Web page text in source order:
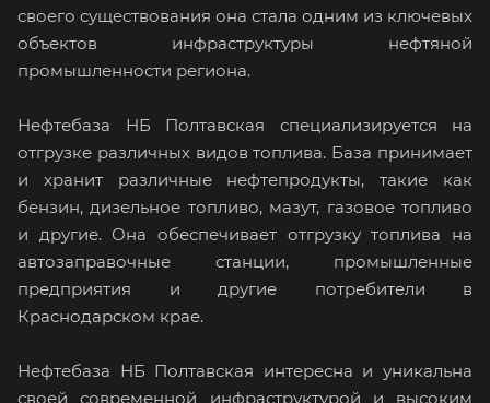
своего существования она стала одним из ключевых
объектов инфраструктуры нефтяной
промышленности региона.
Нефтебаза НБ Полтавская специализируется на
отгрузке различных видов топлива. База принимает
и хранит различные нефтепродукты, такие как
бензин, дизельное топливо, мазут, газовое топливо
и другие. Она обеспечивает отгрузку топлива на
автозаправочные станции, промышленные
предприятия и другие потребители в
Краснодарском крае.
Нефтебаза НБ Полтавская интересна и уникальна
своей современной инфраструктурой и высоким